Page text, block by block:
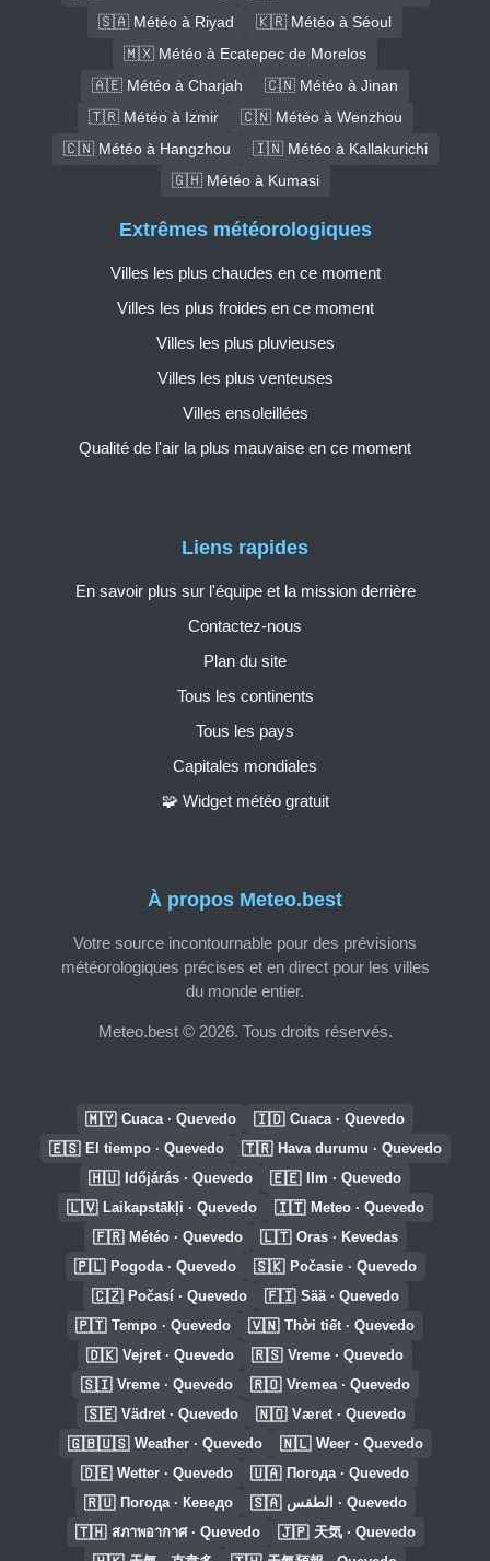
🇸🇦 Météo à Riyad
🇰🇷 Météo à Séoul
🇲🇽 Météo à Ecatepec de Morelos
🇦🇪 Météo à Charjah
🇨🇳 Météo à Jinan
🇹🇷 Météo à Izmir
🇨🇳 Météo à Wenzhou
🇨🇳 Météo à Hangzhou
🇮🇳 Météo à Kallakurichi
🇬🇭 Météo à Kumasi
À propos Meteo.best
Votre source incontournable pour des prévisions
météorologiques précises et en direct pour les villes
du monde entier.
Meteo.best © 2026. Tous droits réservés.
Liens rapides
En savoir plus sur l'équipe et la mission derrière
Contactez-nous
Plan du site
Tous les continents
Tous les pays
Capitales mondiales
🧩 Widget météo gratuit
Extrêmes météorologiques
Villes les plus chaudes en ce moment
Villes les plus froides en ce moment
Villes les plus pluvieuses
Villes les plus venteuses
Villes ensoleillées
Qualité de l'air la plus mauvaise en ce moment
🇲🇾 Cuaca · Quevedo 🇮🇩 Cuaca · Quevedo
🇪🇸 El tiempo · Quevedo 🇹🇷 Hava durumu · Quevedo
🇭🇺 Időjárás · Quevedo 🇪🇪 Ilm · Quevedo
🇱🇻 Laikapstākļi · Quevedo 🇮🇹 Meteo · Quevedo
🇫🇷 Météo · Quevedo 🇱🇹 Oras · Kevedas
🇵🇱 Pogoda · Quevedo 🇸🇰 Počasie · Quevedo
🇨🇿 Počasí · Quevedo 🇫🇮 Sää · Quevedo
🇵🇹 Tempo · Quevedo 🇻🇳 Thời tiết · Quevedo
🇩🇰 Vejret · Quevedo 🇷🇸 Vreme · Quevedo
🇸🇮 Vreme · Quevedo 🇷🇴 Vremea · Quevedo
🇸🇪 Vädret · Quevedo 🇳🇴 Været · Quevedo
🇬🇧🇺🇸 Weather · Quevedo 🇳🇱 Weer · Quevedo
🇩🇪 Wetter · Quevedo 🇺🇦 Погода · Quevedo
🇷🇺 Погода · Кеведо 🇸🇦 الطقس · Quevedo
🇹🇭 สภาพอากาศ · Quevedo 🇯🇵 天気 · Quevedo